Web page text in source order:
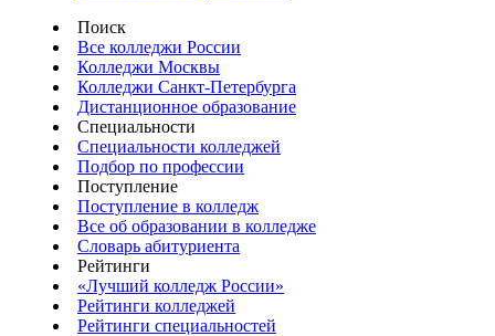
Поиск
Все колледжи России
Колледжи Москвы
Колледжи Санкт-Петербурга
Дистанционное образование
Специальности
Специальности колледжей
Подбор по профессии
Поступление
Поступление в колледж
Все об образовании в колледже
Словарь абитуриента
Рейтинги
«Лучший колледж России»
Рейтинги колледжей
Рейтинги специальностей